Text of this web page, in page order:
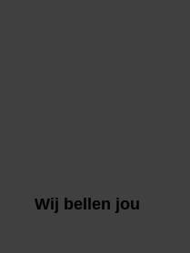
Wij bellen jou